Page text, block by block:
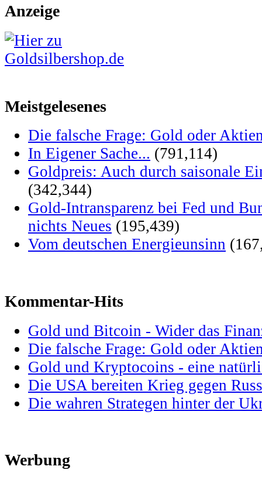
Anzeige
Meistgelesenes
Die falsche Frage: Gold oder
In Eigener Sache... (791,114)
Goldpreis: Auch durch saisonale
(342,344)
Gold-Intransparenz bei Fed und
nichts Neues (195,439)
Vom deutschen Energieunsinn
Kommentar-Hits
Gold und Bitcoin - Wider das
Die falsche Frage: Gold oder
Gold und Kryptocoins - eine
Die USA bereiten Krieg gegen
Die wahren Strategen hinter der
Werbung